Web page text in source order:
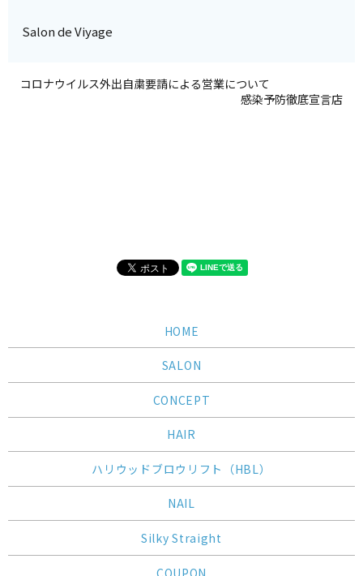
Salon de Viyage
コロナウイルス外出自粛要請による営業について
感染予防徹底宣言店
HOME
SALON
CONCEPT
HAIR
ハリウッドブロウリフト（HBL）
NAIL
Silky Straight
COUPON